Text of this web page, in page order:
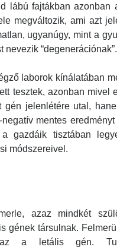
lábú fajtákban azonban
megváltozik, ami azt
ugyanúgy, mint a
nevezik
laborok kínálatában
tesztek, azonban mivel
gén jelenlétére utal,
mentes
gazdáik tisztában
módszereivel.
azaz mindkét
gének társulnak.
a letális gén.